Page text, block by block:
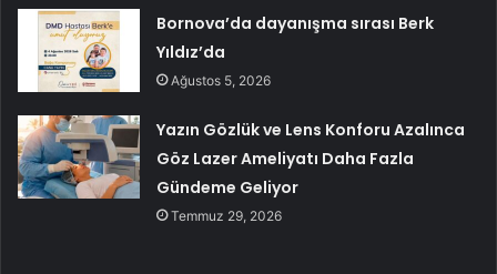
Bornova’da dayanışma sırası Berk
Yıldız’da
Ağustos 5, 2026
Yazın Gözlük ve Lens Konforu Azalınca
Göz Lazer Ameliyatı Daha Fazla
Gündeme Geliyor
Temmuz 29, 2026